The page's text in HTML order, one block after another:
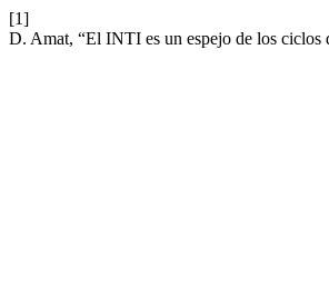
[1]
D. Amat, “El INTI es un espejo de los ciclos